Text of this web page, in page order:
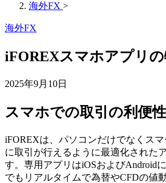
海外FX >
海外FX
iFOREXスマホアプリ
2025年9月10日
スマホでの取引の利便性
iFOREXは、パソコンだけでなくス
に取引が行えるように最適化された
す。専用アプリはiOSおよびAndroid
でもリアルタイムで為替やCFDの値